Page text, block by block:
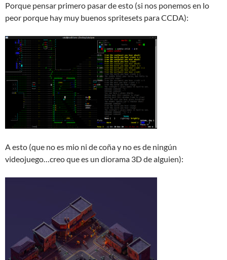
Porque pensar primero pasar de esto (si nos ponemos en lo
peor porque hay muy buenos spritesets para CCDA):
A esto (que no es mio ni de coña y no es de ningún
videojuego…creo que es un diorama 3D de alguien):